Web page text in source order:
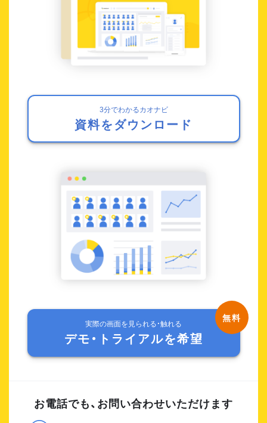
3分でわかるカオナビ
資料をダウンロード
実際の画面を見られる・触れる
デモ・トライアルを希望
お電話でも、お問い合わせいただけます